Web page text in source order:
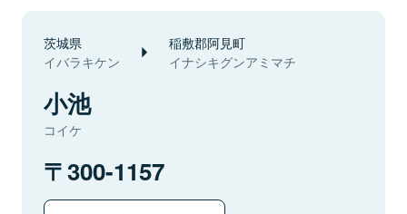
茨城県
イバラキケン
稲敷郡阿見町
イナシキグンアミマチ
小池
コイケ
300-1157